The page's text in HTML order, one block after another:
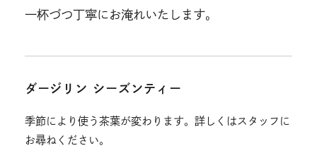
一杯づつ丁寧にお淹れいたします。
ダージリン シーズンティー
季節により使う茶葉が変わります。詳しくはスタッフに
お尋ねください。